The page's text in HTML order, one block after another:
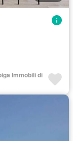
Immobili di